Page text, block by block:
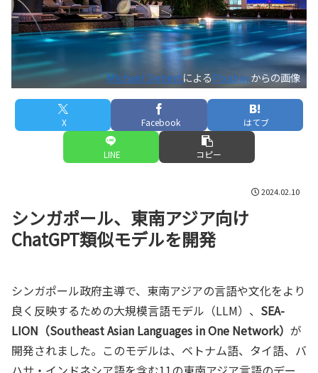
Michael SiebertによるPixabayからの画像
X Facebook はてブ
LINE コピー
2024.02.10
シンガポール、東南アジア向け
ChatGPT類似モデルを開発
シンガポール政府主導で、東南アジアの言語や文化をより
良く反映するための大規模言語モデル（LLM）、 SEA-
LION（Southeast Asian Languages in One Network） が
開発されました。このモデルは、ベトナム語、タイ語、バ